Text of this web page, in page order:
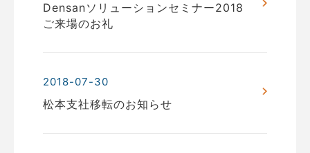
Densanソリューションセミナー2018
ご来場のお礼
2018-07-30
松本支社移転のお知らせ